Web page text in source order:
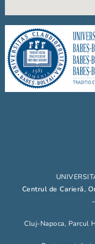
Centrul de Carieră,
Cluj-Napoca, Parcul